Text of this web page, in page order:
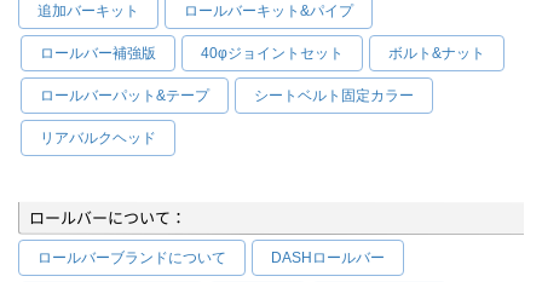
追加バーキット ロールバーキット&パイプ
ロールバー補強版 40φジョイントセット ボルト&ナット
ロールバーパット&テープ シートベルト固定カラー
リアバルクヘッド
ロールバーについて：
ロールバーブランドについて DASHロールバー